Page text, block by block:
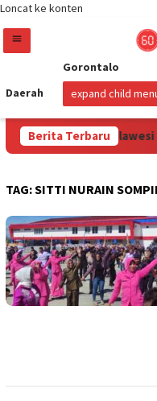
Loncat ke konten
Daerah
Gorontalo
expand child
Berita Terbaru
Pertamax di Sulawesi
TAG:SITTI NURAIN